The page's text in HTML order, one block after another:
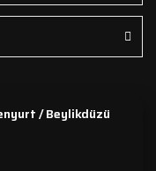
/ Beylikdüzü